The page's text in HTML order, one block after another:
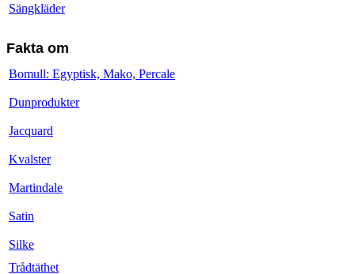
Sängkläder
Fakta om
Bomull: Egyptisk, Mako, Percale
Dunprodukter
Jacquard
Kvalster
Martindale
Satin
Silke
Trådtäthet